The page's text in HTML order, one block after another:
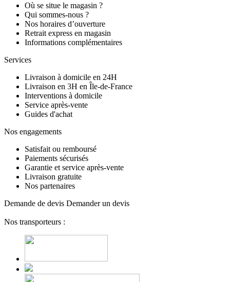
Où se situe le magasin ?
Qui sommes-nous ?
Nos horaires d’ouverture
Retrait express en magasin
Informations complémentaires
Services
Livraison à domicile en 24H
Livraison en 3H en Île-de-France
Interventions à domicile
Service après-vente
Guides d'achat
Nos engagements
Satisfait ou remboursé
Paiements sécurisés
Garantie et service après-vente
Livraison gratuite
Nos partenaires
Demande de devis Demander un devis
Nos transporteurs :